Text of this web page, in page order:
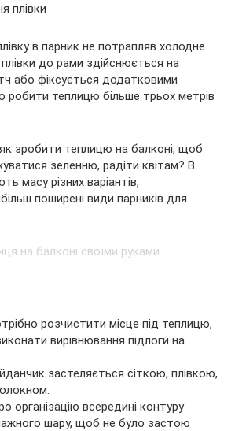
плівки
в парник не потрапляв холодне
плівки до рами здійснюється на
або фіксується додатковими
робити теплицю більше трьох метрів
зробити теплицю на балконі, щоб
зеленню, радіти квітам? В
масу різних варіантів,
поширені види парників для
розчистити місце під теплицю,
вирівнювання підлоги на
застеляється сіткою, плівкою,
організацію всередині контуру
шару, щоб не було застою